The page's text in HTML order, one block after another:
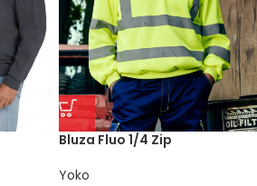
Bluza Fluo 1/4 Zip
Yoko